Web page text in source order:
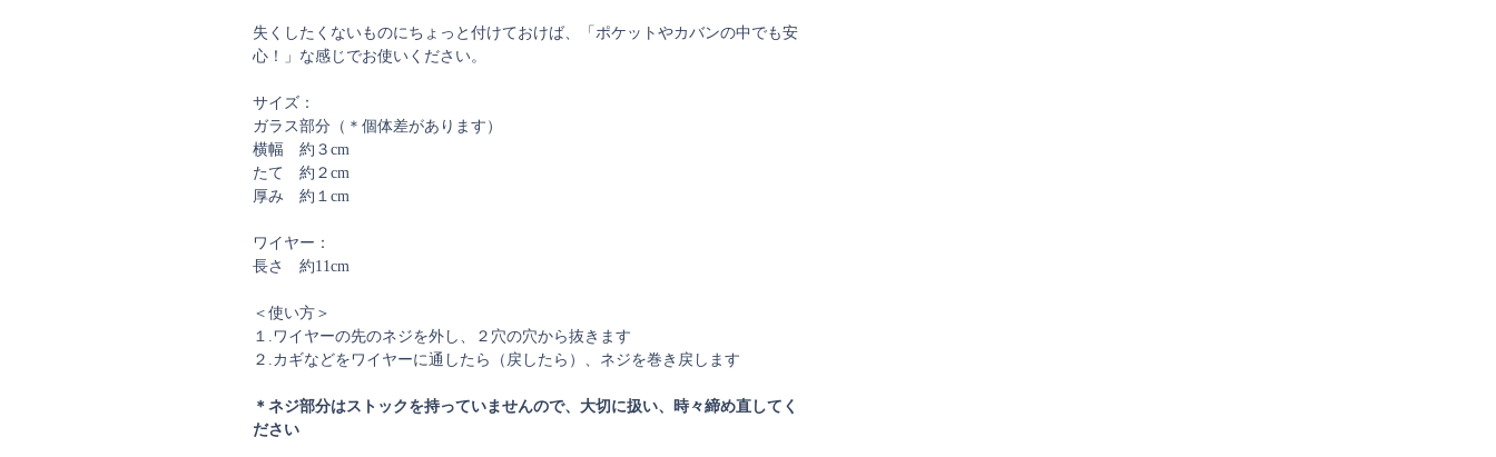
失くしたくないものにちょっと付けておけば、「ポケットやカバンの中でも安
心！」な感じでお使いください。
サイズ：
ガラス部分（＊個体差があります）
横幅 約３cm
たて 約２cm
厚み 約１cm
ワイヤー：
長さ 約11cm
＜使い方＞
１.ワイヤーの先のネジを外し、２穴の穴から抜きます
２.カギなどをワイヤーに通したら（戻したら）、ネジを巻き戻します
＊ネジ部分はストックを持っていませんので、大切に扱い、時々締め直してく
ださい